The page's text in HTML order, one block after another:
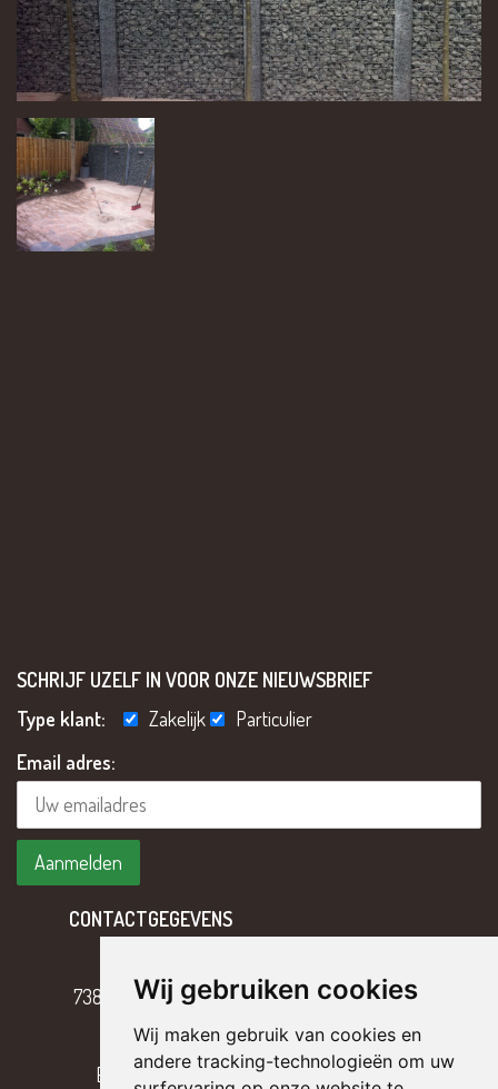
Wij gebruiken cookies
Wij maken gebruik van cookies en
andere tracking-technologieën om uw
SCHRIJF UZELF IN VOOR ONZE NIEUWSBRIEF
Type klant:
Zakelijk
Particulier
Email adres:
CONTACTGEGEVENS
7382 BH Klarenbeek
055 – 301 17 43
E
info@tterriele.nl